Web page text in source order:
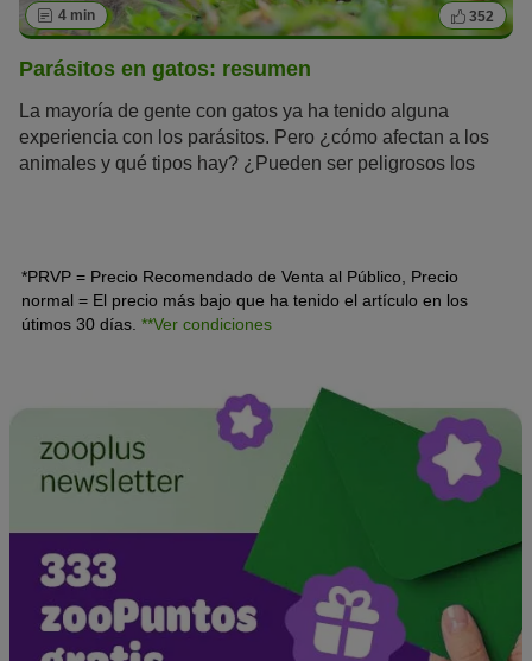
4 min 352
Parásitos en gatos: resumen
La mayoría de gente con gatos ya ha tenido alguna
experiencia con los parásitos. Pero ¿cómo afectan a los
animales y qué tipos hay? ¿Pueden ser peligrosos los
*PRVP = Precio Recomendado de Venta al Público, Precio
normal = El precio más bajo que ha tenido el artículo en los
útimos 30 días. **Ver condiciones